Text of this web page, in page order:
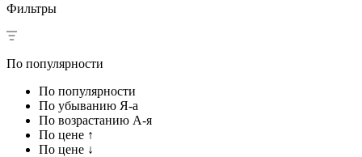
Фильтры
По популярности
По популярности
По убыванию Я-а
По возрастанию А-я
По цене ↑
По цене ↓